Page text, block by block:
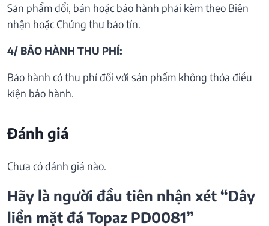
Sản phẩm đổi, bán hoặc bảo hành phải kèm theo Biên
nhận hoặc Chứng thư bảo tín.
4/ BẢO HÀNH THU PHÍ:
Bảo hành có thu phí đối với sản phẩm không thỏa điều
kiện bảo hành.
Đánh giá
Chưa có đánh giá nào.
Hãy là người đầu tiên nhận xét “Dây
liền mặt đá Topaz PD0081”